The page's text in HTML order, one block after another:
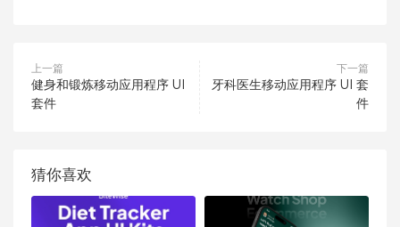
上一篇
健身和锻炼移动应用程序 UI
套件
下一篇
牙科医生移动应用程序 UI 套
件
猜你喜欢